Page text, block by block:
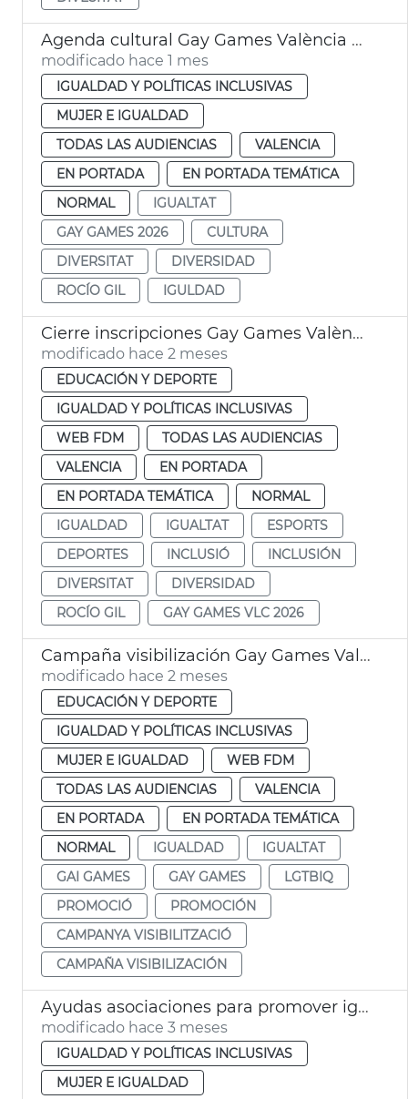
Agenda cultural Gay Games València 2026
modificado hace 1 mes
IGUALDAD Y POLÍTICAS INCLUSIVAS
MUJER E IGUALDAD
TODAS LAS AUDIENCIAS
VALENCIA
EN PORTADA
EN PORTADA TEMÁTICA
NORMAL
IGUALTAT
GAY GAMES 2026
CULTURA
DIVERSITAT
DIVERSIDAD
ROCÍO GIL
IGULDAD
Cierre inscripciones Gay Games València 2026
modificado hace 2 meses
EDUCACIÓN Y DEPORTE
IGUALDAD Y POLÍTICAS INCLUSIVAS
WEB FDM
TODAS LAS AUDIENCIAS
VALENCIA
EN PORTADA
EN PORTADA TEMÁTICA
NORMAL
IGUALDAD
IGUALTAT
ESPORTS
DEPORTES
INCLUSIÓ
INCLUSIÓN
DIVERSITAT
DIVERSIDAD
ROCÍO GIL
GAY GAMES VLC 2026
Campaña visibilización Gay Games València
modificado hace 2 meses
EDUCACIÓN Y DEPORTE
IGUALDAD Y POLÍTICAS INCLUSIVAS
MUJER E IGUALDAD
WEB FDM
TODAS LAS AUDIENCIAS
VALENCIA
EN PORTADA
EN PORTADA TEMÁTICA
NORMAL
IGUALDAD
IGUALTAT
GAI GAMES
GAY GAMES
LGTBIQ
PROMOCIÓ
PROMOCIÓN
CAMPANYA VISIBILITZACIÓ
CAMPAÑA VISIBILIZACIÓN
Ayudas asociaciones para promover igualdad de género València
modificado hace 3 meses
IGUALDAD Y POLÍTICAS INCLUSIVAS
MUJER E IGUALDAD